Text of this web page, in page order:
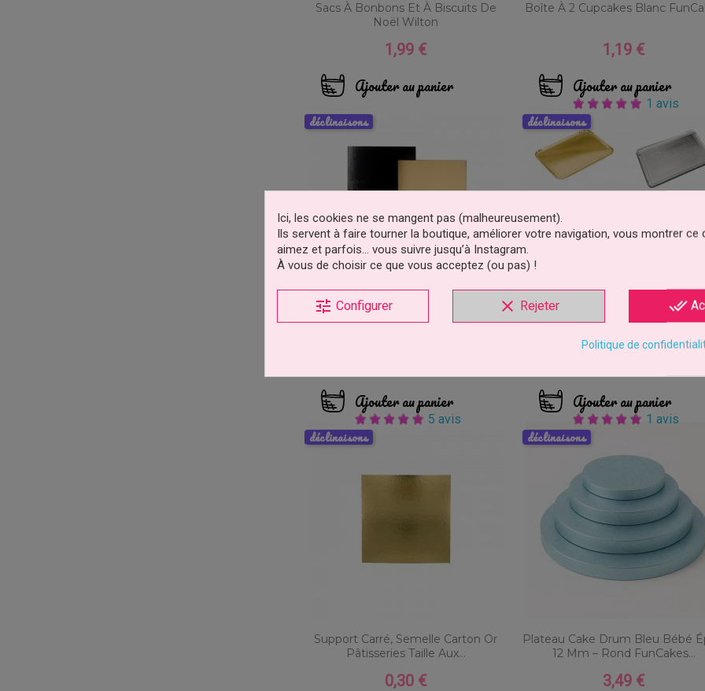
Sacs À Bonbons Et À Biscuits De
Noël Wilton
Prix
1,99 €
Ajouter au panier
Boîte À 2 Cupcakes Blanc
Prix
1,19 €
Ajouter au panier
1 avis
Plaque Rectangulaire Bicolore
Ajouter au panier
5 avis
déclinaisons
Plateau Traiteur Rectangulaire –
Argent, Blanc Ou...
Ajouter au panier
1 avis
déclinaisons
Support Carré, Semelle Carton Or
Pâtisseries Taille Aux...
Prix
0,30 €
déclinaisons
Plateau Cake Drum Bleu Bébé
12 Mm – Rond FunCakes...
Prix
3,49 €
déclinaisons
Ici, les cookies ne se mangent pas (malheureusement).
Ils servent à faire tourner la boutique, améliorer votre navigation, vous montrer ce
aimez et parfois… vous suivre jusqu’à Instagram.
À vous de choisir ce que vous acceptez (ou pas) !
tune Configurer clear Rejeter done_all
Politique de